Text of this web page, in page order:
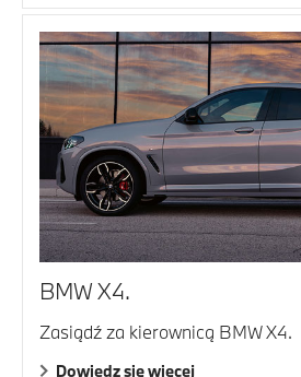
BMW X4.
Zasiądź za kierownicą BMW X4.
Dowiedz się więcej